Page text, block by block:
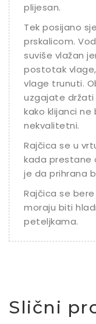
plijesan.
Tek posijano
prskalicom.
suviše vlažan
postotak
vlage trunuti.
uzgajate
kako klijanci ne
nekvalitetni.
Rajčica se u
kada prestane
je da prihrana
Rajčica se
moraju biti
peteljkama.
Slični